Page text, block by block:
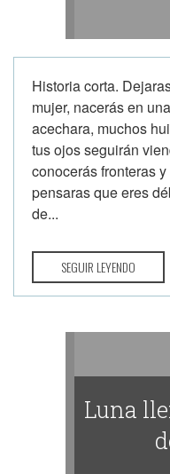
Historia corta.
mujer, nacerás en
acechara, muchos
tus ojos seguirán
conocerás fronteras
pensaras que eres
de...
SEGUIR LEYENDO
Luna